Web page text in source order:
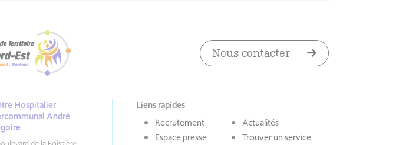
Nous contacter
Hospitalier
André
Liens rapides
Recrutement
Actualités
Espace presse
Trouver un service